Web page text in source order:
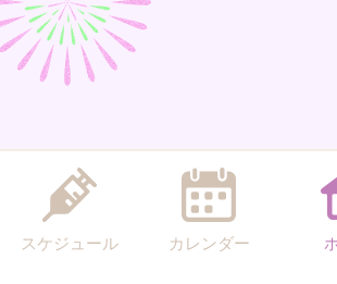
スケジュール カレンダー